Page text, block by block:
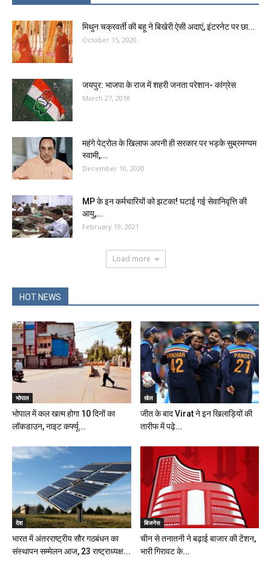
मिथुन चक्रवर्ती की बहू ने बिखेरी ऐसी अदाएं, इंटरनेट पर छा...
October 15, 2020
जयपुर: भाजपा के राज में शहरी जनता परेशान- कांग्रेस
March 27, 2018
महंगे पेट्रोल के खिलाफ अपनी ही सरकार पर भड़के सुब्रमण्यम
स्वामी,...
December 10, 2020
MP के इन कर्मचारियों को झटका! घटाई गई सेवानिवृत्ति की
आयु,...
February 19, 2021
Load more
HOT NEWS
भोपाल
भोपाल में कल खत्म होगा 10 दिनों का
लॉकडाउन, नाइट कर्फ्यू...
खेल
जीत के बाद Virat ने इन खिलाड़ियों की
तारीफ में पढ़े...
देश
भारत में अंतरराष्‍ट्रीय सौर गठबंधन का
संस्‍थापन सम्‍मेलन आज, 23 राष्‍ट्राध्‍यक्ष...
बिजनेस
चीन से तनातनी ने बढ़ाई बाजार की टेंशन,
भारी गिरावट के...